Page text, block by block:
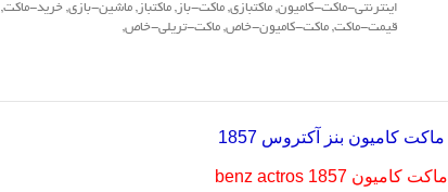
اینترنتی-ماکت-کامیون,ماکتبازی,ماکت-باز,ماکتباز,ماشین-بازی,خرید-ماکت,
قیمت-ماکت,ماکت-کامیون-خاص,ماکت-تریلی-خاص,
ماکت کامیون بنز آکتروس 1857
ماکت کامیون 1857 benz actros